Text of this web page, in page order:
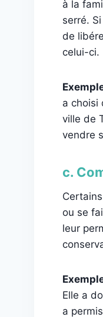
à la
serré.
de
celui-ci.
a choisi
ville de
vendre
c.
ou se
leur
Elle a
a